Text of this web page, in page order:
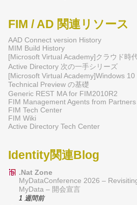
FIM / AD 関連リソース
AAD Connect version History
MIM Build History
[Microsoft Virtual Academy]クラウド時
Active Directory 次の一手シリーズ
[Microsoft Virtual Academy]Windows 10
Technical Preview の基礎
Generic REST MA for FIM2010R2
FIM Management Agents from Partners
FIM Tech Center
FIM Wiki
Active Directory Tech Center
Identity関連Blog
.Nat Zone
MyDataConference 2026 –
MyData – 開会宣言
1 週間前